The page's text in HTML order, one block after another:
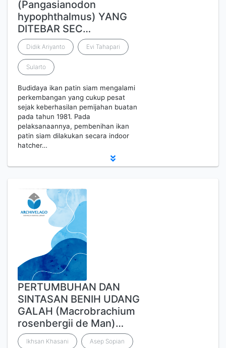
(Pangasianodon
hypophthalmus) YANG
DITEBAR SEC…
Didik Ariyanto Evi Tahapari
Sularto
Budidaya ikan patin siam mengalami
perkembangan yang cukup pesat
sejak keberhasilan pemijahan buatan
pada tahun 1981. Pada
pelaksanaannya, pembenihan ikan
patin siam dilakukan secara indoor
hatcher…
PERTUMBUHAN DAN
SINTASAN BENIH UDANG
GALAH (Macrobrachium
rosenbergii de Man)…
Ikhsan Khasani Asep Sopian